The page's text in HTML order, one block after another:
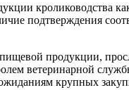
кролиководства
подтверждения
продукции,
ветеринарной
крупных